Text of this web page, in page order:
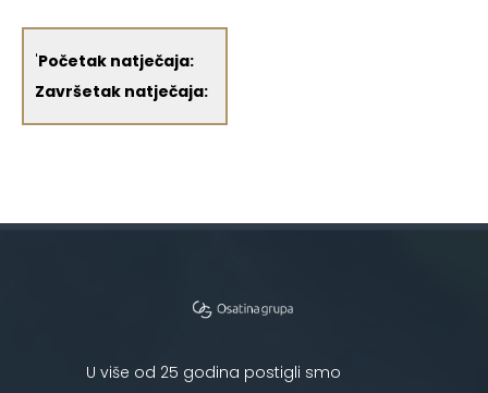
'Početak natječaja:
Završetak natječaja:
U više od 25 godina postigli smo